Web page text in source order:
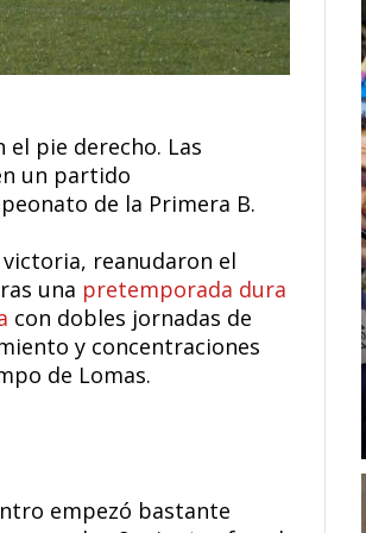
pie derecho. Las
un partido
de la Primera B.
victoria, reanudaron el
una pretemporada dura
con dobles jornadas de
y concentraciones
de Lomas.
empezó bastante